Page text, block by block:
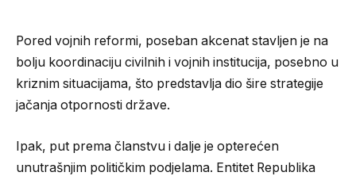
Pored vojnih reformi, poseban akcenat stavljen je na
bolju koordinaciju civilnih i vojnih institucija, posebno u
kriznim situacijama, što predstavlja dio šire strategije
jačanja otpornosti države.
Ipak, put prema članstvu i dalje je opterećen
unutrašnjim političkim podjelama. Entitet Republika